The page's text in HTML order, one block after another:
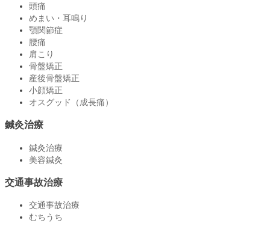
頭痛
めまい・耳鳴り
顎関節症
腰痛
肩こり
骨盤矯正
産後骨盤矯正
小顔矯正
オスグッド（成長痛）
鍼灸治療
鍼灸治療
美容鍼灸
交通事故治療
交通事故治療
むちうち